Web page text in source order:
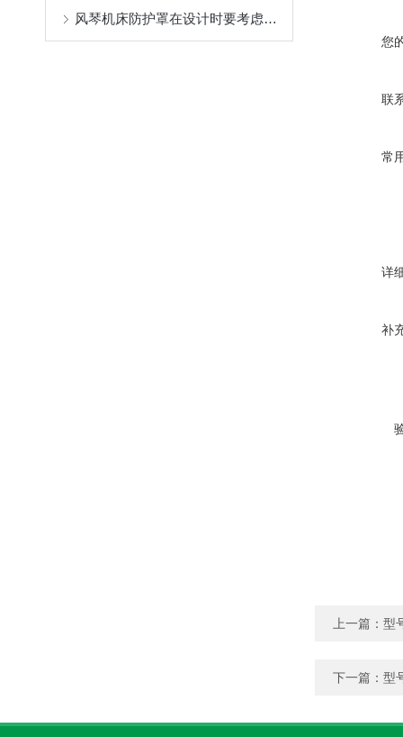
风琴机床防护罩在设计时要考虑哪些因素？
您
联
常
详
补
上一篇： 型
下一篇： 型